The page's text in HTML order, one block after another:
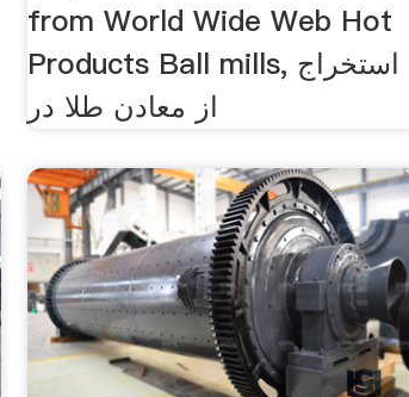
from World Wide Web Hot
Products Ball mills, استخراج
از معادن طلا در